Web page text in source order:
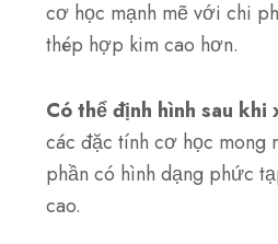
cơ học mạnh mẽ với chi
thép hợp kim cao hơn.
Có thể định hình sau khi
các đặc tính cơ học mong
phần có hình dạng phức
cao.